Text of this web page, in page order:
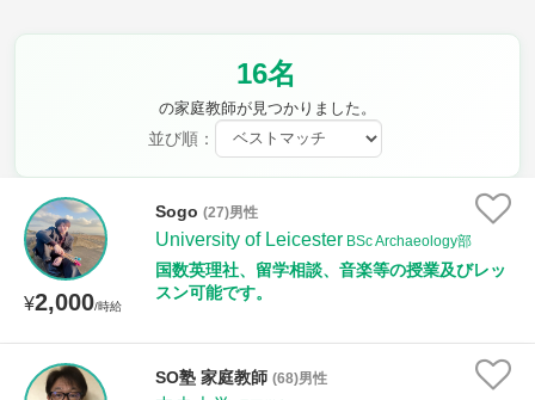
16名
の家庭教師が見つかりました。
並び順：
¥2,000/時給
Sogo (27)男性
University of Leicester BSc Archaeology部
国数英理社、留学相談、音楽等の授業及びレッ
スン可能です。
SO塾 家庭教師 (68)男性
教科
理科
保健・体育 図画工作 書写
時給：¥1,000 ～ ¥10,000
授業可能日